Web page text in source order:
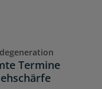
Termine